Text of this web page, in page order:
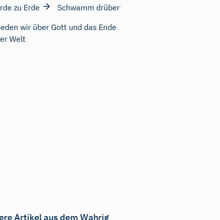
zu Erde
Schwamm drüber
wir über Gott und das Ende
Welt
Artikel aus dem Wahrig